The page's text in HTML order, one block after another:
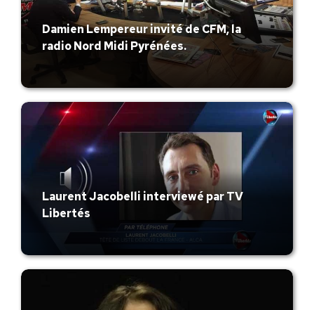
Damien Lempereur invité de CFM, la
radio Nord Midi Pyrénées.
Laurent Jacobelli interviewé par TV
Libertés